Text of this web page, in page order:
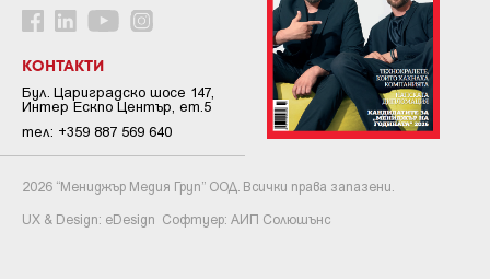
КОНТАКТИ
Бул. Цариградско шосе 147,
Интер Ескпо Център, ет.5
тел: +359 887 569 640
2026 “Мениджър Медия Груп” ООД. Всички права запазени.
UX & Design: eDesign Софтуер: АИП Солюшънс